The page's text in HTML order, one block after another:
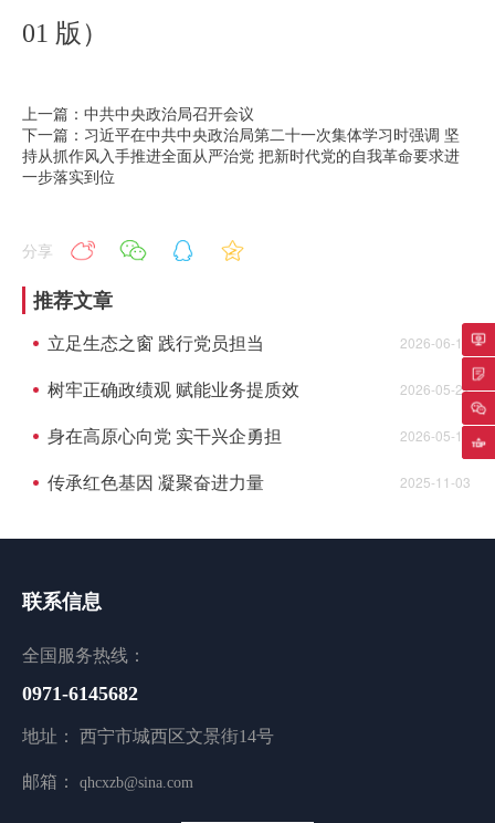
01 版）
上一篇：中共中央政治局召开会议
下一篇：习近平在中共中央政治局第二十一次集体学习时强调 坚
持从抓作风入手推进全面从严治党 把新时代党的自我革命要求进
一步落实到位
分享
推荐文章
立足生态之窗 践行党员担当 2026-06-10
树牢正确政绩观 赋能业务提质效 2026-05-22
身在高原心向党 实干兴企勇担 2026-05-15
传承红色基因 凝聚奋进力量 2025-11-03
联系信息
全国服务热线：
0971-6145682
地址： 西宁市城西区文景街14号
邮箱： qhcxzb@sina.com
专
返